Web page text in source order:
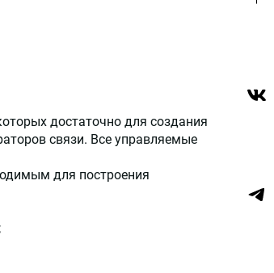
достаточно для создания
связи. Все управляемые
для построения